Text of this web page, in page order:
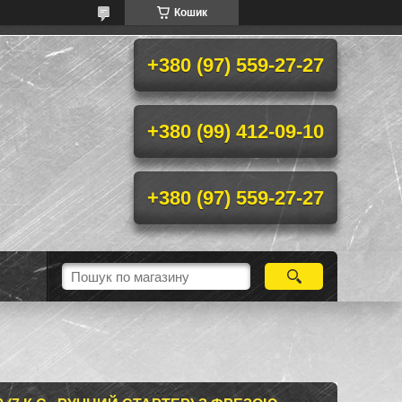
Кошик
+380 (97) 559-27-27
+380 (99) 412-09-10
+380 (97) 559-27-27